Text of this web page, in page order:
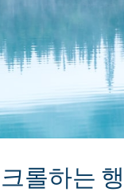
롤하는